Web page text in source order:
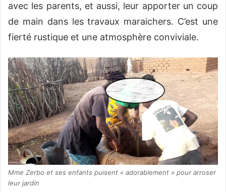
avec les parents, et aussi, leur apporter un coup
de main dans les travaux maraichers. C’est une
fierté rustique et une atmosphère conviviale.
Mme Zerbo et ses enfants puisent « adorablement » pour arroser
leur jardin